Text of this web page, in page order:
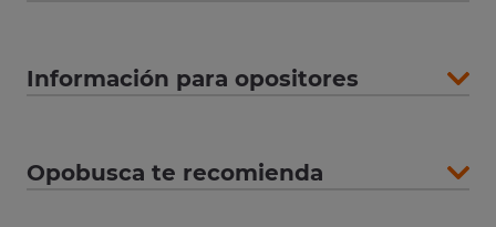
Información para opositores
Opobusca te recomienda